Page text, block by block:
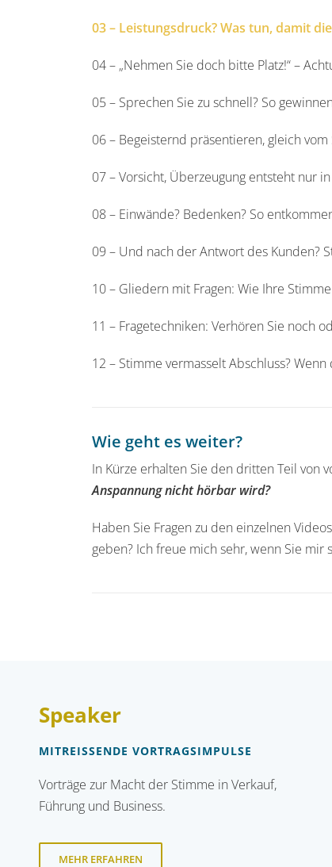
03 – Leistungsdruck? Was tun, damit
04 – „Nehmen Sie doch bitte Platz!“ –
05 – Sprechen Sie zu schnell? So
06 – Begeisternd präsentieren, gleich
07 – Vorsicht, Überzeugung entsteht nur
08 – Einwände? Bedenken? So
09 – Und nach der Antwort des Kunden?
10 – Gliedern mit Fragen: Wie Ihre
11 – Fragetechniken: Verhören Sie noch
12 – Stimme vermasselt Abschluss?
Wie geht es weiter?
In Kürze erhalten Sie den dritten Teil von
Anspannung nicht hörbar wird?
Haben Sie Fragen zu den einzelnen
geben? Ich freue mich sehr, wenn Sie mir
Speaker
MITREISSENDE VORTRAGSIMPULSE
Vorträge zur Macht der Stimme in Verkauf,
Führung und Business.
MEHR ERFAHREN